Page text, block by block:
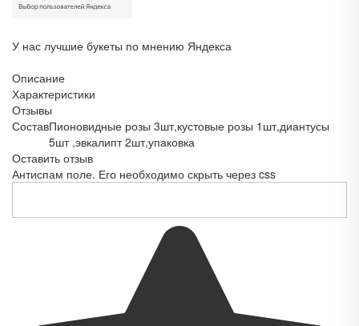
У нас лучшие букеты по мнению Яндекса
Описание
Характеристики
Отзывы
СоставПионовидные розы 3шт,кустовые розы 1шт,диантусы
5шт ,эвкалипт 2шт,упаковка
Оставить отзыв
Антиспам поле. Его необходимо скрыть через css